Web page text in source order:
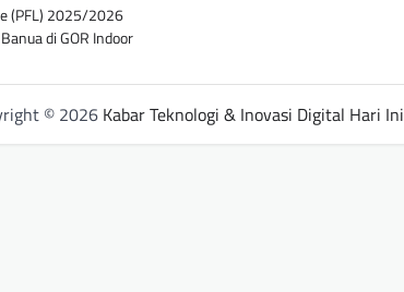
(PFL) 2025/2026
di GOR Indoor
© 2026 Kabar Teknologi & Inovasi Digital Hari Ini